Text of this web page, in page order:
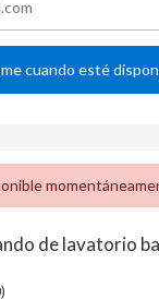
cuando esté
de lavatorio